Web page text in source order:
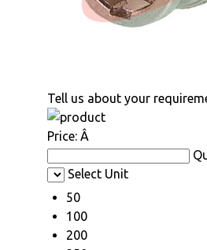
Tell us about your
Price: Â
Select Unit
50
100
200